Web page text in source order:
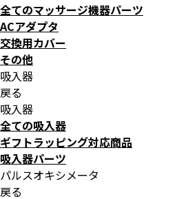
全てのマッサージ機器パーツ
ACアダプタ
交換用カバー
その他
吸入器
戻る
吸入器
全ての吸入器
ギフトラッピング対応商品
吸入器パーツ
パルスオキシメータ
戻る